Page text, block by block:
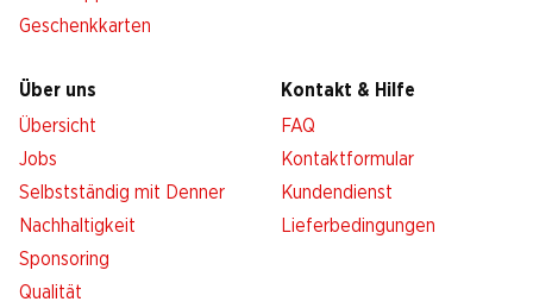
Geschenkkarten
Über uns
Übersicht
Jobs
Selbstständig mit Denner
Nachhaltigkeit
Sponsoring
Qualität
Kontakt & Hilfe
FAQ
Kontaktformular
Kundendienst
Lieferbedingungen